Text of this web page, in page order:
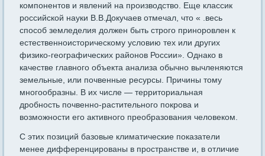
компонентов и явлений на производство. Еще классик
российской науки В.В.Докучаев от­мечал, что « .весь
способ земледелия должен быть строго прино­ровлен к
естественноисторическому условию тех или других
физи­ко-географических районов России». Однако в
качестве главного объекта анализа обычно вычленяются
земельные, или почвенные ресурсы. Причины тому
многообразны. В их числе — территори­альная
дробность почвенно-растительного покрова и
возможности его активного преобразования человеком.
С этих позиций базовые климатические показатели
менее диффе­ренцированы в пространстве и, в отличие